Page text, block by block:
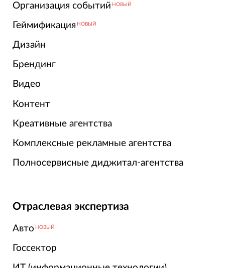
Организация событий НОВЫЙ
Геймификация НОВЫЙ
Дизайн
Брендинг
Видео
Контент
Креативные агентства
Комплексные рекламные агентства
Полносервисные диджитал-агентства
Отраслевая экспертиза
Авто НОВЫЙ
Госсектор